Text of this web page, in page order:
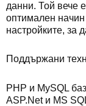
данни. Той вече
оптимален
настройките, за
Поддържани
PHP и MySQL
ASP.Net и MS